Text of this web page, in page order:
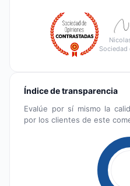
Sociedad
Índice de transparencia
Evalúe por sí mismo la
por los clientes de este